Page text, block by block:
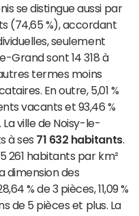
se distingue aussi par
(74,65 %), accordant
seulement
Grand sont 14 318 à
termes moins
En outre, 5,01 %
vacants et 93,46 %
ville de Noisy-le-
à ses 71 632 habitants.
261 habitants par km²
dimension des
% de 3 pièces, 11,09 %
de 5 pièces et plus. La